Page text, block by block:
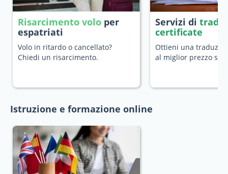
Risarcimento volo per
espatriati
Volo in ritardo o cancellato?
Chiedi un risarcimento.
Servizi di
certificate
Ottieni una
al miglior prezzo sul
Istruzione e formazione online